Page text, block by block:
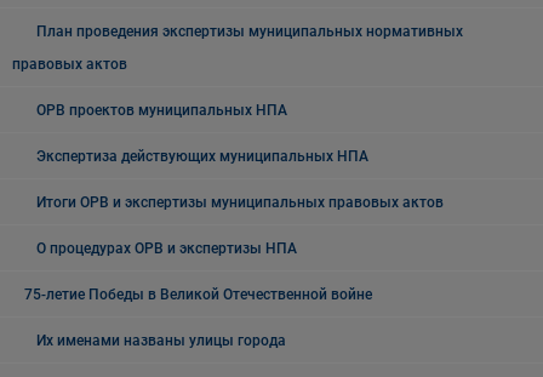
План проведения экспертизы муниципальных нормативных
правовых актов
ОРВ проектов муниципальных НПА
Экспертиза действующих муниципальных НПА
Итоги ОРВ и экспертизы муниципальных правовых актов
О процедурах ОРВ и экспертизы НПА
75-летие Победы в Великой Отечественной войне
Их именами названы улицы города